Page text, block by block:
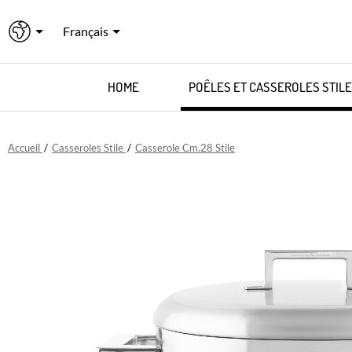
Français
HOME POÊLES ET CASSEROLES STILE
Accueil / Casseroles Stile / Casserole Cm.28 Stile